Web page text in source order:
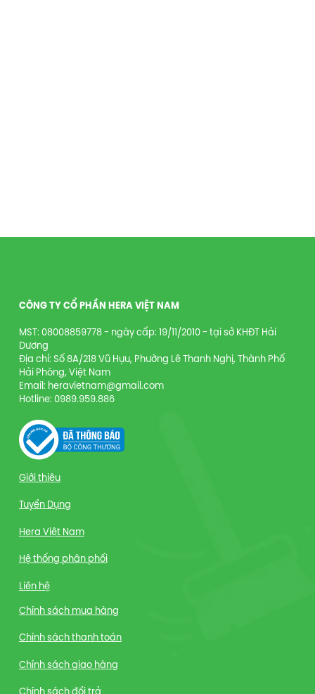
CÔNG TY CỔ PHẦN HERA VIỆT NAM
MST: 08008859778 - ngày cấp: 19/11/2010 - tại sở KHĐT Hải
Dương
Địa chỉ: Số 8A/218 Vũ Hựu, Phường Lê Thanh Nghị, Thành Phố
Hải Phòng, Việt Nam
Email: heravietnam@gmail.com
Hotline: 0989.959.886
Giới thiệu
Tuyển Dụng
Hera Việt Nam
Hệ thống phân phối
Liên hệ
Chính sách mua hàng
Chính sách thanh toán
Chính sách giao hàng